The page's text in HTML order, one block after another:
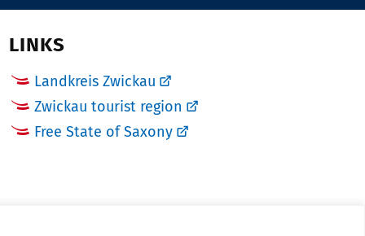
LINKS
Landkreis Zwickau
Zwickau tourist region
Free State of Saxony